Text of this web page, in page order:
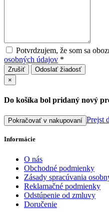
Potvrdzujem, že som sa
osobných údajov *
Zrušiť
Odoslať žiadosť
×
Do košíka bol pridaný nový
Pokračovať v nakupovaní Prejst
Informácie
O nás
Obchodné podmienky
Zásady spracúvania
Reklamačné podmienky
Odstúpenie od zmluvy
Doručenie